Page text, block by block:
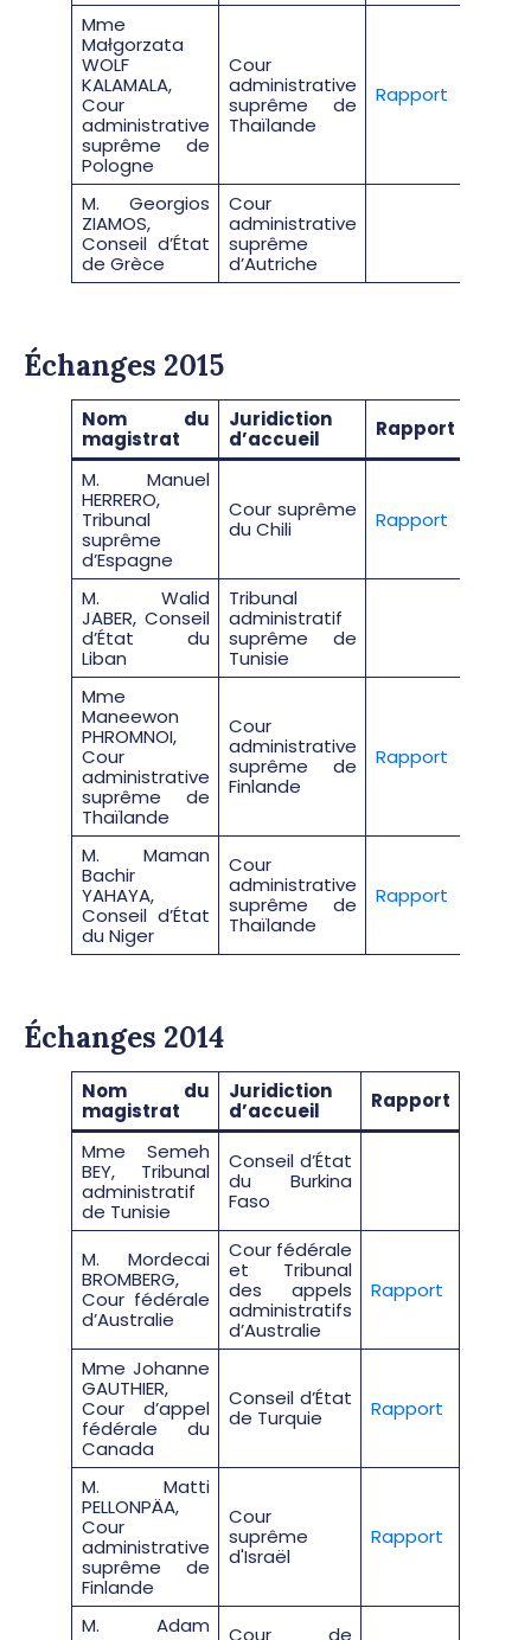
Mme
Małgorzata
WOLF
KALAMALA,
Cour
administrative
suprême de
Pologne
Cour
administrative
suprême de
Thaïlande
Rapport
M. Georgios
ZIAMOS,
Conseil d’État
de Grèce
Cour
administrative
suprême
d’Autriche
Échanges 2015
Nom du
magistrat
Juridiction
d’accueil
Rapport
M. Manuel
HERRERO,
Tribunal
suprême
d’Espagne
Cour suprême
du Chili
Rapport
M. Walid
JABER, Conseil
d’État du
Liban
Tribunal
administratif
suprême de
Tunisie
Mme
Maneewon
PHROMNOI,
Cour
administrative
suprême de
Thaïlande
Cour
administrative
suprême de
Finlande
Rapport
M. Maman
Bachir
YAHAYA,
Conseil d’État
du Niger
Cour
administrative
suprême de
Thaïlande
Rapport
Échanges 2014
Nom du
magistrat
Juridiction
d’accueil
Rapport
Mme Semeh
BEY, Tribunal
administratif
de Tunisie
Conseil d’État
du Burkina
Faso
M. Mordecai
BROMBERG,
Cour fédérale
d’Australie
Cour fédérale
et Tribunal
des appels
administratifs
d’Australie
Rapport
Mme Johanne
GAUTHIER,
Cour d’appel
fédérale du
Canada
Conseil d’État
de Turquie
Rapport
M. Matti
PELLONPÄA,
Cour
administrative
suprême de
Finlande
Cour
suprême
d'Israël
Rapport
M. Adam
Cour de